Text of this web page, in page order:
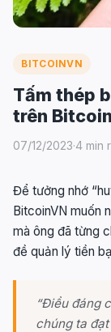
BITCOINVN
Tấm thép
trên
07/12/2023·4 min
Để tưởng nhớ
BitcoinVN muốn
mà ông đã từng
đề quản lý tiền
“Điều đáng
chúng ta